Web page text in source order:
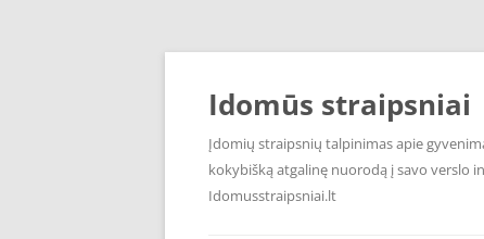
Pereiti
turinio
Idomūs straipsniai
Įdomių straipsnių talpinimas apie
kokybišką atgalinę nuorodą į savo verslo
Idomusstraipsniai.lt